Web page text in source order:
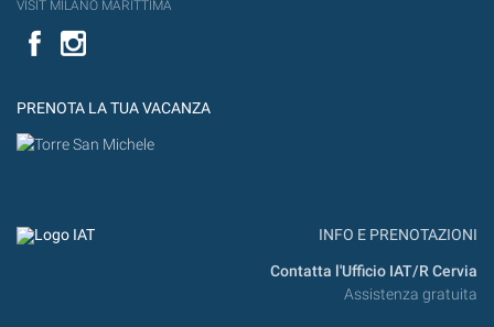
VISIT MILANO MARITTIMA
Facebook
PRENOTA LA TUA VACANZA
INFO E PRENOTAZIONI
Contatta l'Ufficio IAT/R Cervia
Assistenza gratuita